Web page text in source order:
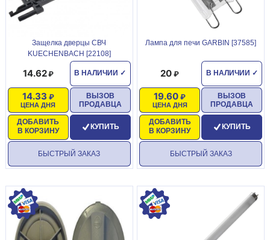
Защелка дверцы СВЧ
KUECHENBACH [22108]
В НАЛИЧИИ ✓
14.62
ЦЕНА ДНЯ
14.33
ДОБАВИТЬ
В КОРЗИНУ
ВЫЗОВ
ПРОДАВЦА
КУПИТЬ
БЫСТРЫЙ ЗАКАЗ
Лампа для печи GARВIN [37585]
В НАЛИЧИИ ✓
20
ЦЕНА ДНЯ
19.60
ДОБАВИТЬ
В КОРЗИНУ
ВЫЗОВ
ПРОДАВЦА
КУПИТЬ
БЫСТРЫЙ ЗАКАЗ